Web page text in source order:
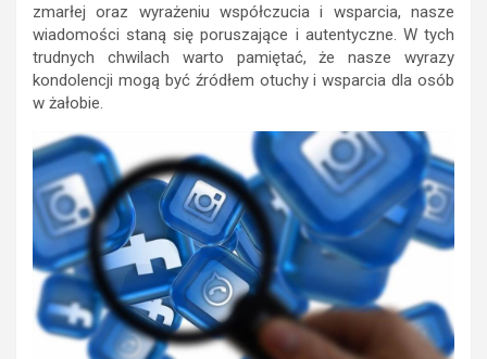
zmarłej oraz wyrażeniu współczucia i wsparcia, nasze
wiadomości staną się poruszające i autentyczne. W tych
trudnych chwilach warto pamiętać, że nasze wyrazy
kondolencji mogą być źródłem otuchy i wsparcia dla osób
w żałobie.